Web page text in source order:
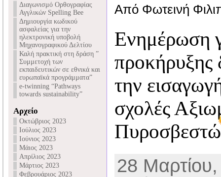
Διαγωνισμό Ορθογραφίας
Αγγλικών Spelling Bee
Δημιουργία κωδικού
ασφαλείας για την
ηλεκτρονική υποβολή
Μηχανογραφικού Δελτίου
Καλή πρακτική στη δράση ”
Συμμετοχή των
εκπαιδευτικών σε εθνικά και
ευρωπαϊκά προγράμματα”
e-twinning “Pathways
towards sustainability”
Αρχείο
Οκτώβριος 2023
Ιούλιος 2023
Ιούνιος 2023
Μάιος 2023
Απρίλιος 2023
Μάρτιος 2023
Φεβρουάριος 2023
Από Φωτεινή
Ενημέρωση
προκήρυξης
την
σχολές
28